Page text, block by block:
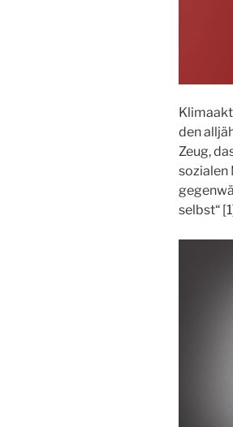
den
Zeug,
sozialen
selbst“